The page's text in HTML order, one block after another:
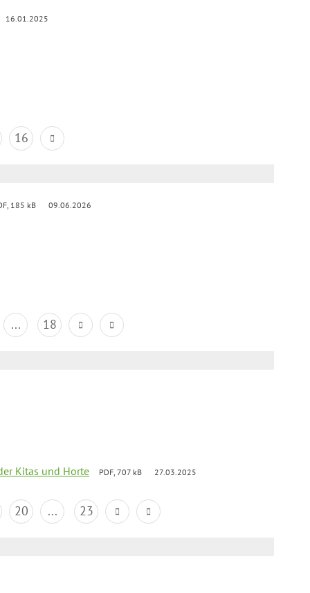
16.01.2025
16
185 kB 09.06.2026
... 18
Kitas und Horte PDF, 707 kB 27.03.2025
20 ... 23